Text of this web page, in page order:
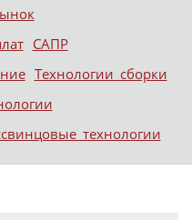
САПР
Технологии сборки
технологии